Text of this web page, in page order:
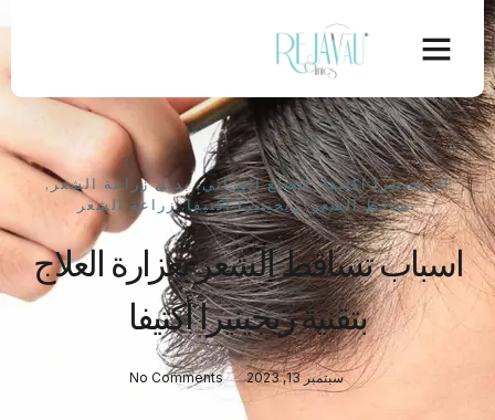
الريجينيرا اكتيفا,الصلع الوراثي,بديل زراعة الشعر,
تساقط الشعر,ريجينيرا أكتيفا,زراعة الشعر
اسباب تساقط الشعر بغزارة العلاج
بتقنية ريجينيرا أكتيفا
سبتمبر 13, 2023 No Comments